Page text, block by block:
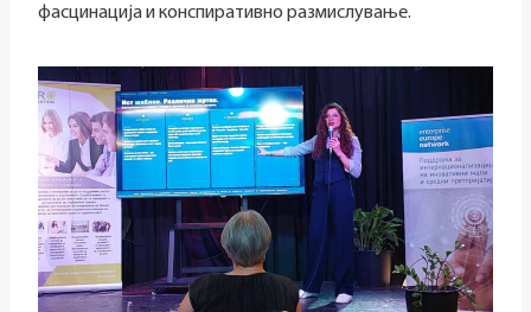
фасцинација и конспиративно размислување.